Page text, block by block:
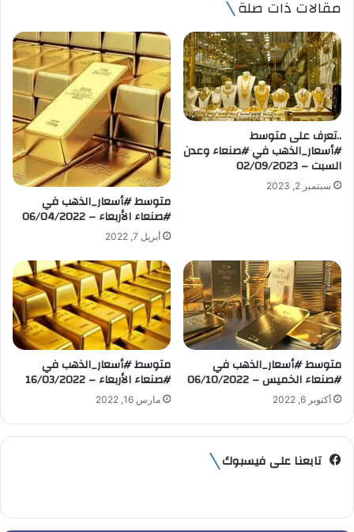
د
ا
ل
إ
ك
ر
و
ي
مقالات ذات صلة
..تعرف على متوسط
#أسعار_الذهب في #صنعاء وعدن
السبت – 02/09/2023
سبتمبر 2, 2023
متوسط #أسعار_الذهب في
#صنعاء الأربعاء – 06/04/2022
أبريل 7, 2022
متوسط #أسعار_الذهب في
#صنعاء الخميس – 06/10/2022
أكتوبر 6, 2022
متوسط #أسعار_الذهب في
#صنعاء الأربعاء – 16/03/2022
مارس 16, 2022
تابعنا على فيسبوك